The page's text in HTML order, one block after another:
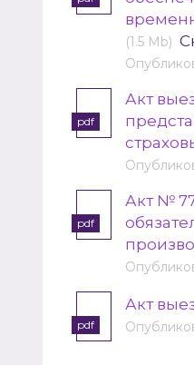
(1.5 Mb)
pdf
Акт
pdf
Акт №
pdf
Акт